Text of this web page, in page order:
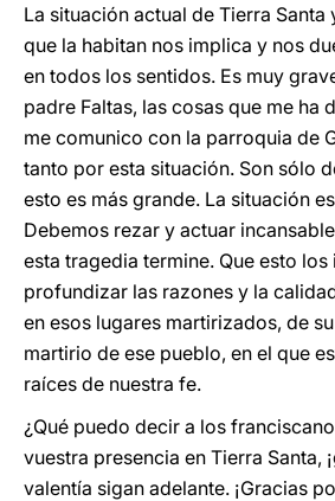
La situación actual de Tierra Santa
que la habitan nos implica y nos
en todos los sentidos. Es muy
padre Faltas, las cosas que me ha
me comunico con la parroquia de
tanto por esta situación. Son sólo
esto es más grande. La situación
Debemos rezar y actuar
esta tragedia termine. Que esto los
profundizar las razones y la
en esos lugares martirizados, de
martirio de ese pueblo, en el que
raíces de nuestra fe.
¿Qué puedo decir a los
vuestra presencia en Tierra Santa,
valentía sigan adelante. ¡Gracias